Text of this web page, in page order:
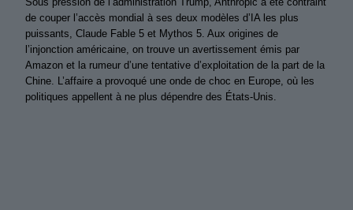
de couper l’accès mondial à ses deux modèles d’IA les plus
puissants, Claude Fable 5 et Mythos 5. Aux origines de
l’injonction américaine, on trouve un avertissement émis par
Amazon et la rumeur d’une tentative d’exploitation de la part de la
Chine. L’affaire a provoqué une onde de choc en Europe, où les
politiques appellent à ne plus dépendre des États-Unis.